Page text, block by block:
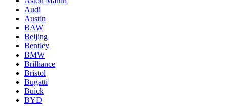
Audi
Austin
BAW
Beijing
Bentley
BMW
Brilliance
Bristol
Bugatti
Buick
BYD